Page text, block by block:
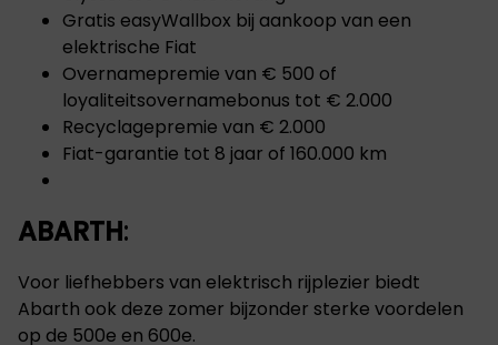
Gratis easyWallbox bij aankoop van een
elektrische Fiat
Overnamepremie van € 500 of
loyaliteitsovernamebonus tot € 2.000
Recyclagepremie van € 2.000
Fiat-garantie tot 8 jaar of 160.000 km
ABARTH:
Voor liefhebbers van elektrisch rijplezier biedt
Abarth ook deze zomer bijzonder sterke voordelen
op de 500e en 600e.